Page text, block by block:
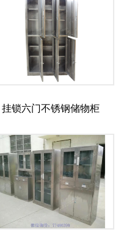
挂锁六门不锈钢储物柜